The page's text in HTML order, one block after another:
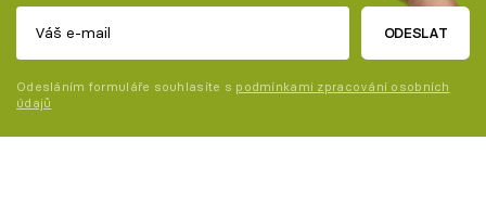
ODESLAT
Odesláním formuláře souhlasíte s podmínkami zpracování osobních
údajů